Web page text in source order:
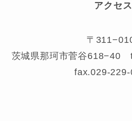
アクセス
〒
茨城県那珂市菅谷
fax.029-229-